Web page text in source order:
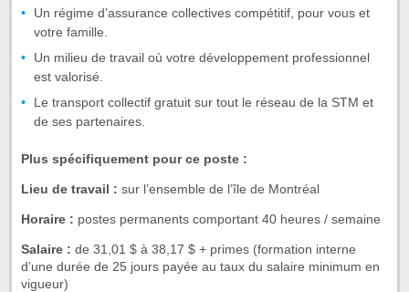
Un régime d’assurance collectives compétitif, pour vous et
votre famille.
Un milieu de travail où votre développement professionnel
est valorisé.
Le transport collectif gratuit sur tout le réseau de la STM et
de ses partenaires.
Plus spécifiquement pour ce poste :
Lieu de travail : sur l’ensemble de l’île de Montréal
Horaire : postes permanents comportant 40 heures / semaine
Salaire : de 31,01 $ à 38,17 $ + primes (formation interne
d’une durée de 25 jours payée au taux du salaire minimum en
vigueur)